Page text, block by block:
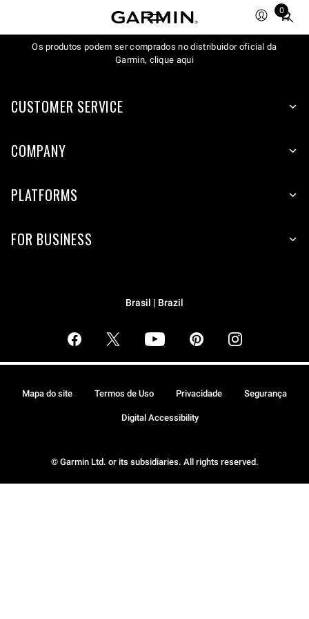
0
Total
items
in
Os produtos podem ser comprados no distribuidor oficial da
Garmin, clique aqui
CUSTOMER SERVICE
COMPANY
PLATFORMS
FOR BUSINESS
Brasil | Brazil
© Garmin Ltd. or its subsidiaries. All rights reserved.
Mapa do site Termos de Uso Privacidade Segurança
Digital Accessibility